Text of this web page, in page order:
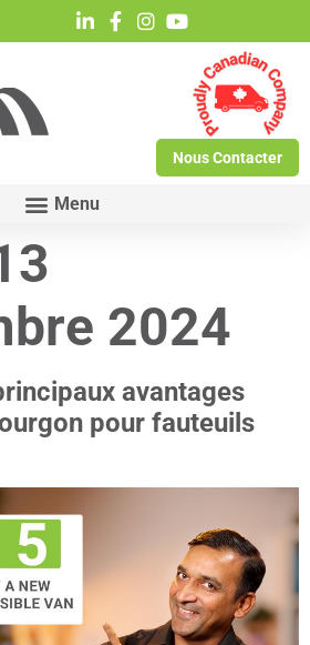
Nous Contacter
2024
avantages
pour fauteuils